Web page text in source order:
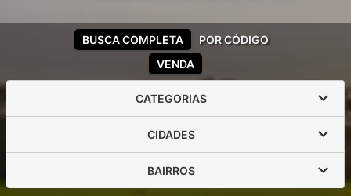
VENDA
BUSCA COMPLETA POR CÓDIGO
CATEGORIAS
CIDADES
BAIRROS